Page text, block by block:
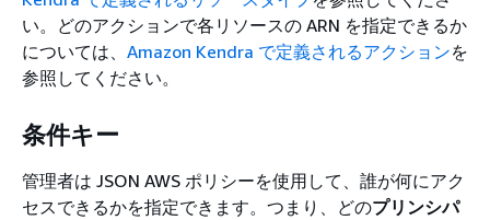
い。どのアクションで各リソースの ARN を指定できるか
については、 Amazon Kendra で定義されるアクションを
参照してください。
条件キー
管理者は JSON AWS ポリシーを使用して、誰が何にアク
セスできるかを指定できます。つまり、どのプリンシパ